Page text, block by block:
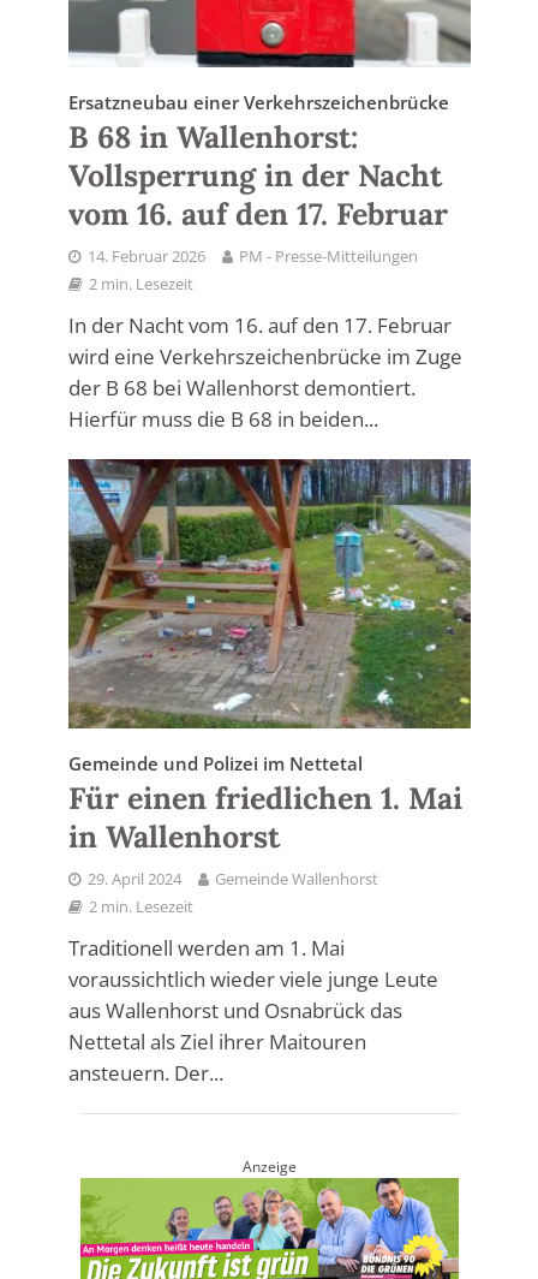
Ersatzneubau einer Verkehrszeichenbrücke
B 68 in Wallenhorst:
Vollsperrung in der Nacht
vom 16. auf den 17. Februar
14. Februar 2026
PM - Presse-Mitteilungen
2 min. Lesezeit
In der Nacht vom 16. auf den 17. Februar
wird eine Verkehrszeichenbrücke im Zuge
der B 68 bei Wallenhorst demontiert.
Hierfür muss die B 68 in beiden...
Gemeinde und Polizei im Nettetal
Für einen friedlichen 1. Mai
in Wallenhorst
29. April 2024
Gemeinde Wallenhorst
2 min. Lesezeit
Traditionell werden am 1. Mai
voraussichtlich wieder viele junge Leute
aus Wallenhorst und Osnabrück das
Nettetal als Ziel ihrer Maitouren
ansteuern. Der...
Anzeige